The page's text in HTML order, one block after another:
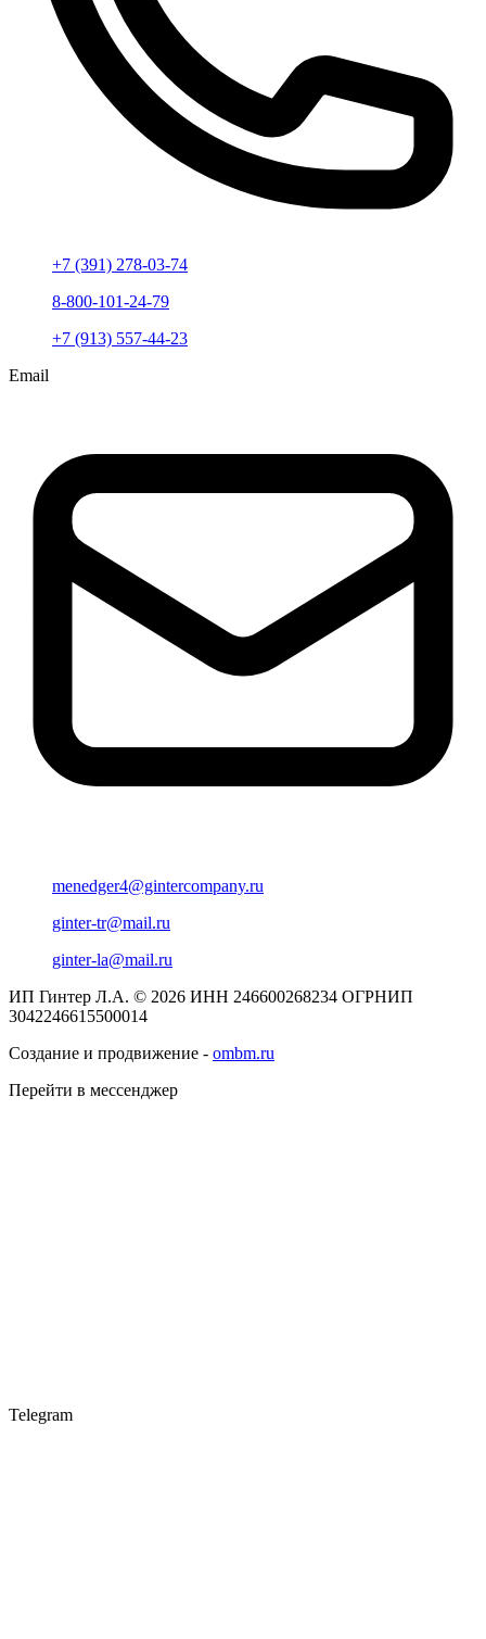
+7 (391) 278-03-74
8-800-101-24-79
+7 (913) 557-44-23
Email
menedger4@gintercompany.ru
ginter-tr@mail.ru
ginter-la@mail.ru
ИП Гинтер Л.А. © 2026 ИНН 246600268234 ОГРНИП
3042246615500014
Создание и продвижение - ombm.ru
Перейти в мессенджер
Telegram